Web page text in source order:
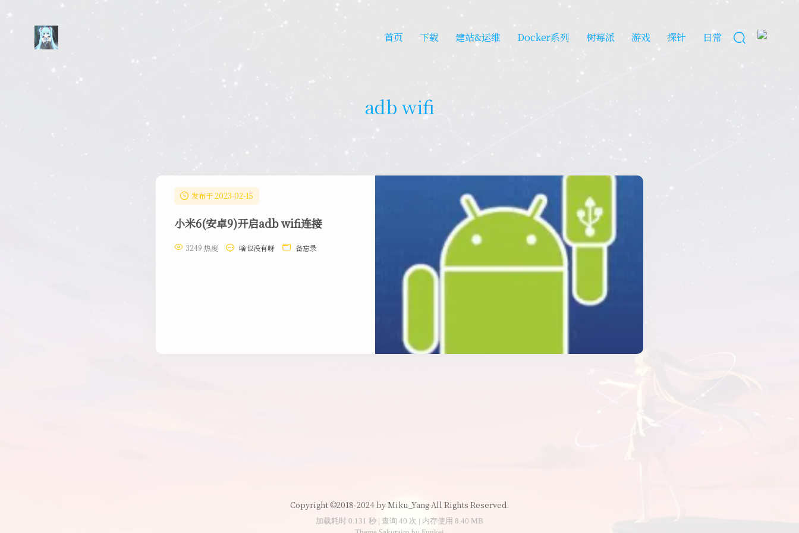
首页 下载 建站&运维 Docker系列 树莓派 游戏 探针 日常
adb wifi
发布于 2023-02-15
小米6(安卓9)开启adb wifi连接
3249 热度 啥也没有呀 备忘录
Copyright ©2018-2024 by Miku_Yang All Rights Reserved.
加载耗时 0.131 秒 | 查询 40 次 | 内存使用 8.40 MB